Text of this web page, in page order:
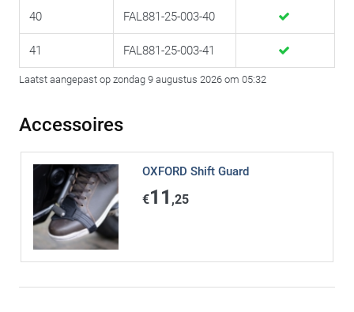
40 FAL881-25-003-40
41 FAL881-25-003-41
Laatst aangepast op zondag 9 augustus 2026 om 05:32
Accessoires
OXFORD Shift Guard
€11 ,25